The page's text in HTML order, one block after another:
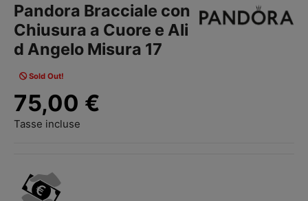
Pandora Bracciale con
Chiusura a Cuore e Ali
d Angelo Misura 17
Sold Out!
75,00 €
Tasse incluse